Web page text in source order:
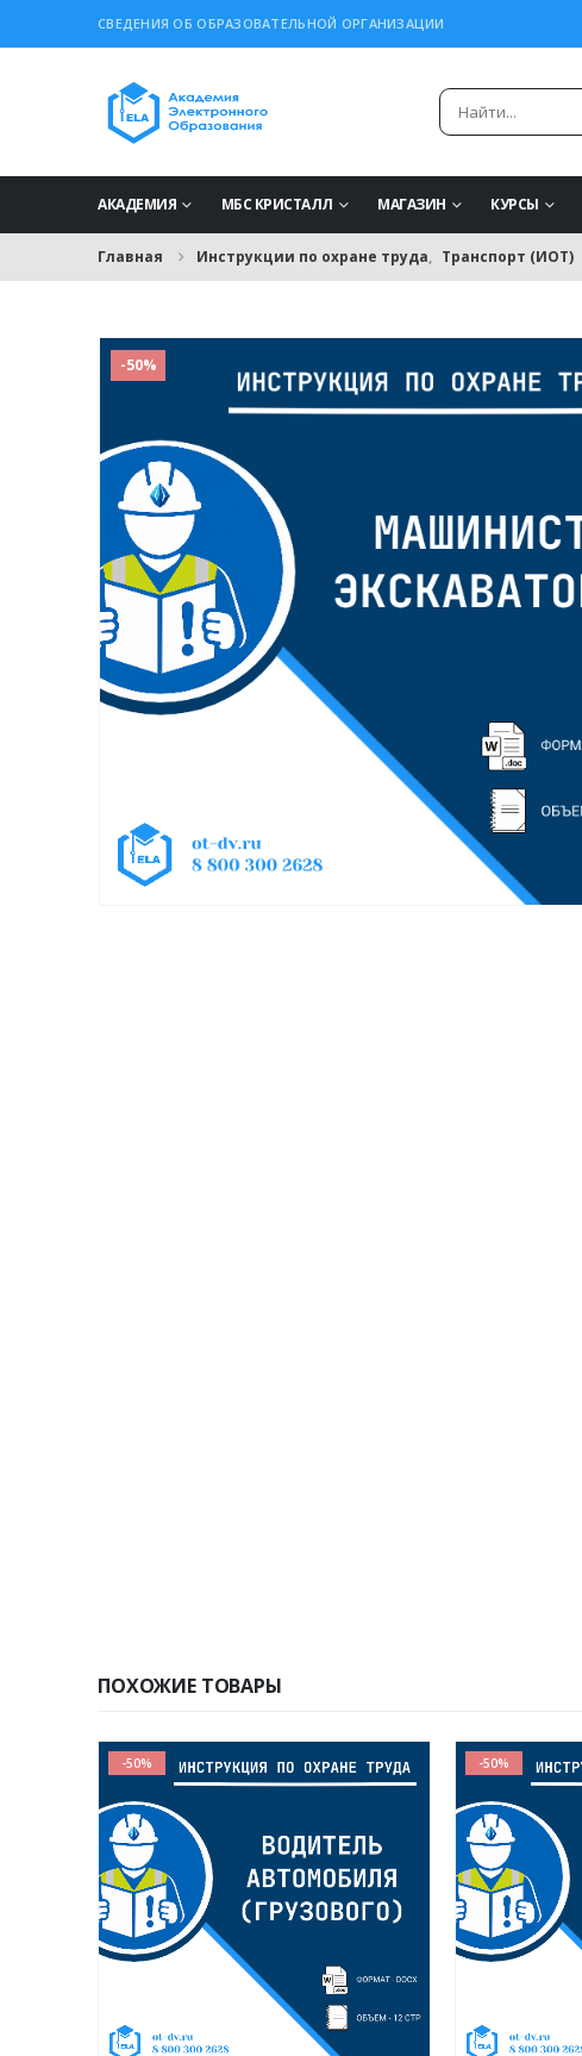
СВЕДЕНИЯ ОБ ОБРАЗОВАТЕЛЬНОЙ ОРГАНИЗАЦИИ
АКАДЕМИЯ МБС КРИСТАЛЛ МАГАЗИН КУРСЫ
Главная Инструкции по охране труда, Транспорт (ИОТ)
-50%
ПОХОЖИЕ ТОВАРЫ
-50% -50%